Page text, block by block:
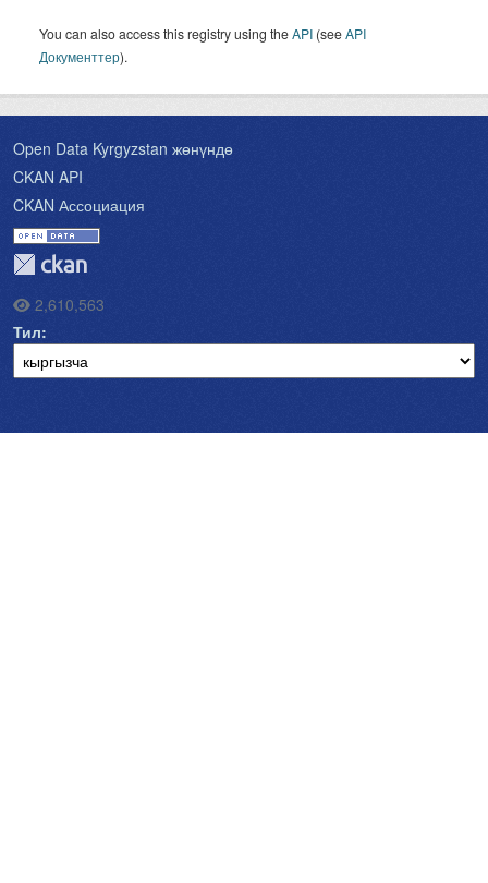
You can also access this registry using theAPI (seeAPI
Документтер).
Open Data Kyrgyzstan жөнүндө
CKAN API
CKAN Ассоциация
2,610,563
Тил